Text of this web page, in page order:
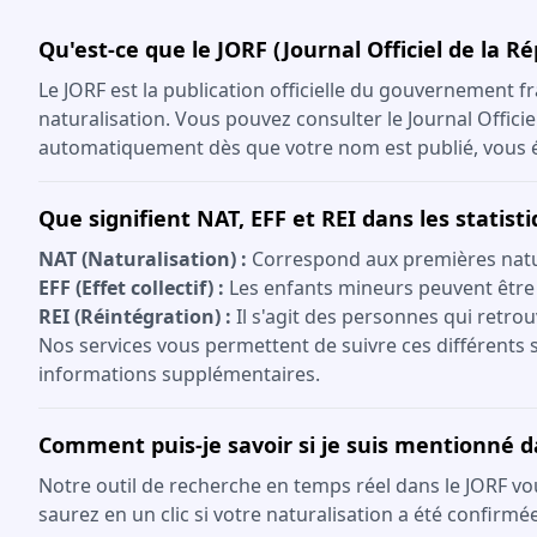
Qu'est-ce que le JORF (Journal Officiel de la
Le JORF est la publication officielle du gouvernement
naturalisation. Vous pouvez consulter le Journal
automatiquement dès que votre nom est publié,
Que signifient NAT, EFF et REI dans les
NAT (Naturalisation) : Correspond aux premières
EFF (Effet collectif) : Les enfants mineurs peuvent
REI (Réintégration) : Il s'agit des personnes qui
Nos services vous permettent de suivre ces
informations supplémentaires.
Comment puis-je savoir si je suis mentionné
Notre outil de recherche en temps réel dans le
saurez en un clic si votre naturalisation a été